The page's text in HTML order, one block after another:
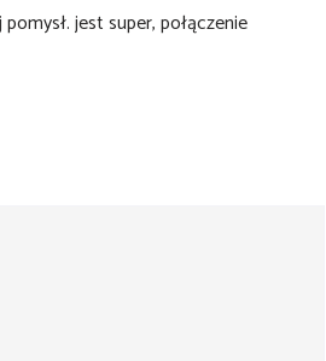
jest super, połączenie